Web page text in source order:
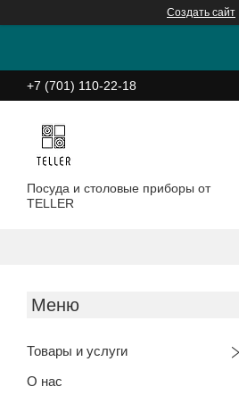
Создать сайт
+7 (701) 110-22-18
Посуда и столовые приборы от
TELLER
Товары и услуги
О нас